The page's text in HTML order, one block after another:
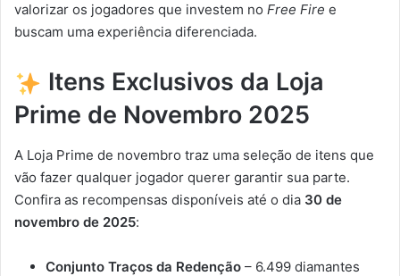
valorizar os jogadores que investem no Free Fire e
buscam uma experiência diferenciada.
Itens Exclusivos da Loja
Prime de Novembro 2025
A Loja Prime de novembro traz uma seleção de itens que
vão fazer qualquer jogador querer garantir sua parte.
Confira as recompensas disponíveis até o dia 30 de
novembro de 2025:
Conjunto Traços da Redenção – 6.499 diamantes